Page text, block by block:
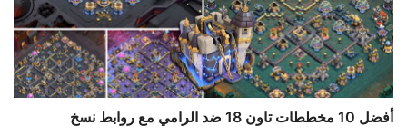
أفضل 10 مخططات تاون 18 ضد الرامي مع روابط نسخ